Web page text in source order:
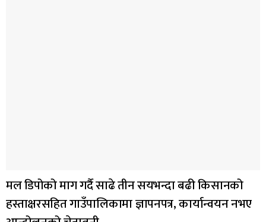
मल डिपोको माग गर्दै साढे तीन सयभन्दा बढी किसानको
हस्ताक्षरसहित गाउँपालिकामा ज्ञापनपत्र, कार्यान्वयन नभए